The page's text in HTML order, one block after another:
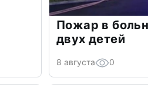
Пожар в
двух детей
8 августа 0